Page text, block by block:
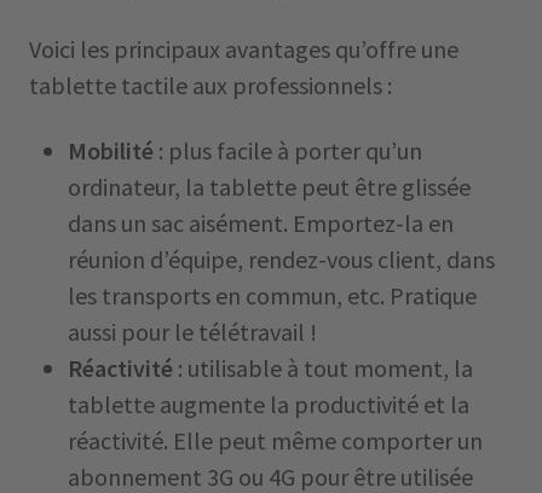
Voici les principaux avantages qu’offre une
tablette tactile aux professionnels :
Mobilité : plus facile à porter qu’un
ordinateur, la tablette peut être glissée
dans un sac aisément. Emportez-la en
réunion d’équipe, rendez-vous client, dans
les transports en commun, etc. Pratique
aussi pour le télétravail !
Réactivité : utilisable à tout moment, la
tablette augmente la productivité et la
réactivité. Elle peut même comporter un
abonnement 3G ou 4G pour être utilisée